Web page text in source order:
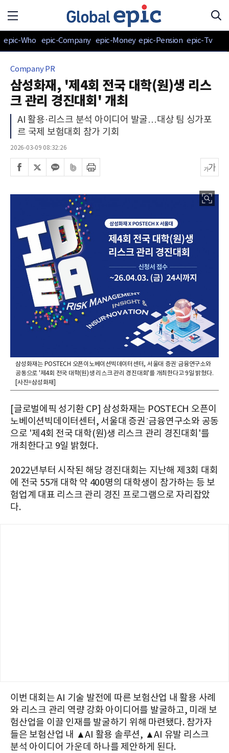
epic-Who epic-Company epic-Money epic-Pension epic-Tv
Company PR
삼성화재, '제4회 전국 대학(원)생 리스
크 관리 경진대회' 개최
AI 활용·리스크 분석 아이디어 발굴…대상 팀 싱가포
르 국제 보험대회 참가 기회
2026-03-09 08:32:26
삼성화재는 POSTECH 오픈이노베이션빅데이터센터, 서울대 증권˙금융연구소와
공동으로 '제4회 전국 대학(원)생 리스크 관리 경진대회'를 개최한다고 9일 밝혔다.
[사진=삼성화재]
[글로벌에픽 성기환 CP] 삼성화재는 POSTECH 오픈이
노베이션빅데이터센터, 서울대 증권˙금융연구소와 공동
으로 '제4회 전국 대학(원)생 리스크 관리 경진대회'를
개최한다고 9일 밝혔다.
2022년부터 시작된 해당 경진대회는 지난해 제3회 대회
에 전국 55개 대학 약 400명의 대학생이 참가하는 등 보
험업계 대표 리스크 관리 경진 프로그램으로 자리잡았
다.
이번 대회는 AI 기술 발전에 따른 보험산업 내 활용 사례
와 리스크 관리 역량 강화 아이디어를 발굴하고, 미래 보
험산업을 이끌 인재를 발굴하기 위해 마련됐다. 참가자
들은 보험산업 내 ▲AI 활용 솔루션, ▲AI 유발 리스크
분석 아이디어 가운데 하나를 제안하게 된다.